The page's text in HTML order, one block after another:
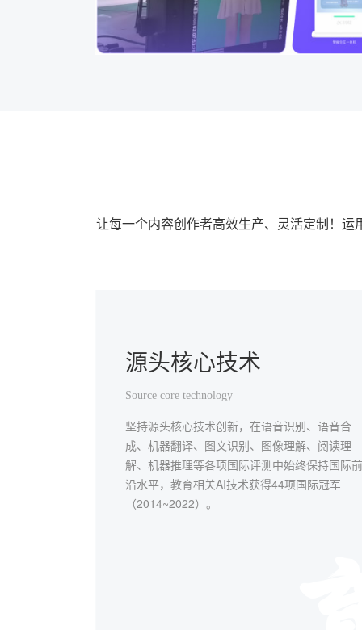
让每一个内容创作者高效生产、灵活定制！
源头核心技术
Source core technology
坚持源头核心技术创新，在语音识别、语音合
成、机器翻译、图文识别、图像理解、阅读理
解、机器推理等各项国际评测中始终保持国际前
沿水平，教育相关AI技术获得44项国际冠军
（2014~2022）。
一体化解决方案
Integrated solution
应用覆盖学校教学、教师发展、智慧考试、素质
教育、自主学习等教育主阵地，构建了从国家、
省、市、县（区）到学校、家庭的智慧教育全场
景产品及服务体系。
规模化深度应用
Scale and deep application
已在全国32个省级行政区应用，与5万余所学校
深度合作。区域"因材施教"解决方案落地郑州市
金水区、武汉市经开区、青岛市西海岸新区、芜
湖市弋江区等50多个市、区（县）。
本地化个性服务
Localize serve
全国范围内，科大讯飞教育服务支持团队实现了
92%以上的本地化覆盖。用快速、实时、专业的
线上线下服务打通项目交付，深化应用的"最后
一公里"。